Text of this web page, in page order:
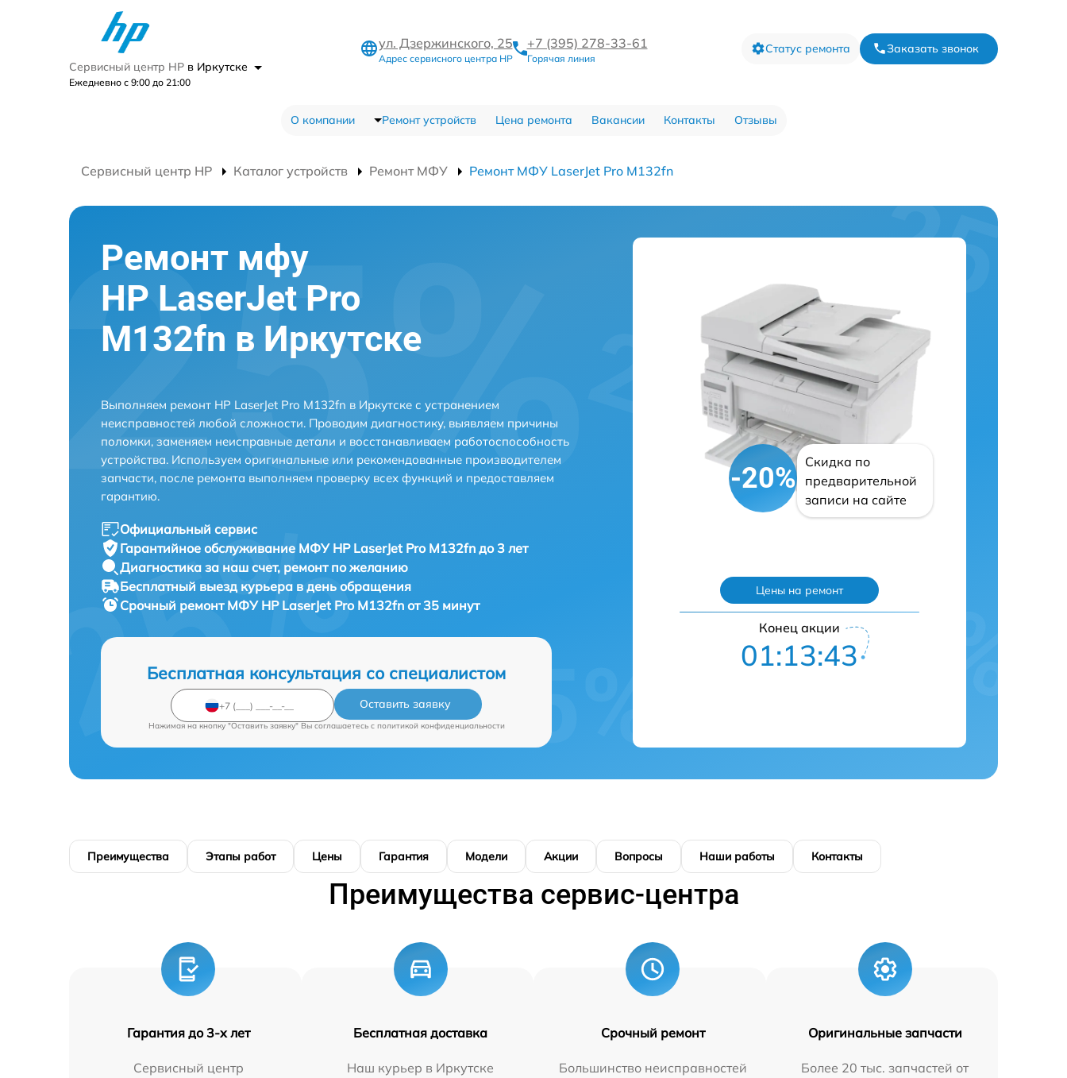
Сервисный центр HP в Иркутске
Ежедневно с 9:00 до 21:00
ул. Дзержинского, 25
Адрес сервисного центра HP
+7 (395) 278-33-61
Горячая линия
Статус ремонта Заказать звонок
О компании Ремонт устройств Цена ремонта Вакансии Контакты Отзывы
Сервисный центр HP Каталог устройств Ремонт МФУ Ремонт МФУ LaserJet Pro M132fn
Ремонт мфу
HP LaserJet Pro
M132fn в Иркутске
Выполняем ремонт HP LaserJet Pro M132fn в Иркутске с устранением
неисправностей любой сложности. Проводим диагностику, выявляем причины
поломки, заменяем неисправные детали и восстанавливаем работоспособность
устройства. Используем оригинальные или рекомендованные производителем
запчасти, после ремонта выполняем проверку всех функций и предоставляем
гарантию.
Официальный сервис
Гарантийное обслуживание МФУ HP LaserJet Pro M132fn до 3 лет
Диагностика за наш счет, ремонт по желанию
Бесплатный выезд курьера в день обращения
Срочный ремонт МФУ HP LaserJet Pro M132fn от 35 минут
Бесплатная консультация со специалистом
Оставить заявку
Нажимая на кнопку "Оставить заявку" Вы соглашаетесь c политикой конфиденциальности
-20%
Скидка по
предварительной
записи на сайте
Цены на ремонт
Конец акции
01:13:42
Преимущества Этапы работ Цены Гарантия Модели Акции Вопросы Наши работы Контакты
Преимущества сервис-центра
Гарантия до 3-х лет
Сервисный центр
Бесплатная доставка
Наш курьер в Иркутске
Срочный ремонт
Большинство неисправностей
Оригинальные запчасти
Более 20 тыс. запчастей от